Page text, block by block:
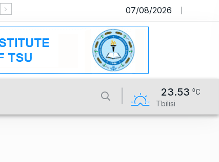
საიტი მუშაობს სატესტო რეჟიმში
07/08/2026
23.53
Tbilisi